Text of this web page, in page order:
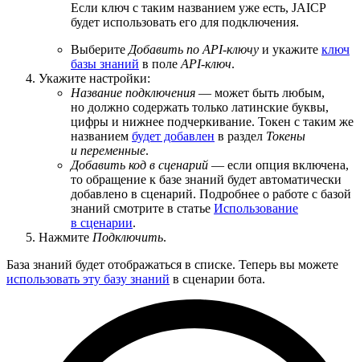
Если ключ с таким названием уже есть, JAICP
будет использовать его для подключения.
Выберите Добавить по API-ключу и укажите ключ
базы знаний в поле API-ключ.
Укажите настройки:
Название подключения — может быть любым,
но должно содержать только латинские буквы,
цифры и нижнее подчеркивание. Токен с таким же
названием будет добавлен в раздел Токены
и переменные.
Добавить код в сценарий — если опция включена,
то обращение к базе знаний будет автоматически
добавлено в сценарий. Подробнее о работе с базой
знаний смотрите в статье Использование
в сценарии.
Нажмите Подключить.
База знаний будет отображаться в списке. Теперь вы можете
использовать эту базу знаний в сценарии бота.